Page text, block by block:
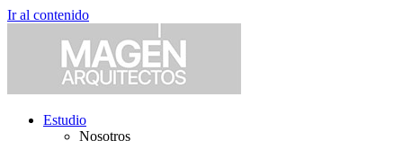
Ir al contenido
Estudio
Nosotros